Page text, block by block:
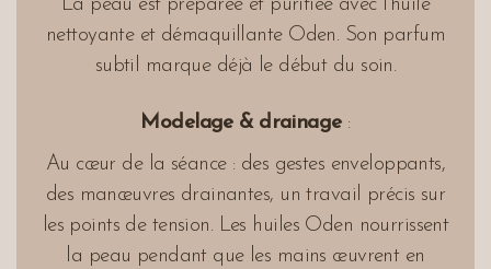
La peau est préparée et purifiée avec l’huile
nettoyante et démaquillante Oden. Son parfum
subtil marque déjà le début du soin.
Modelage & drainage:
Au cœur de la séance : des gestes enveloppants,
des manœuvres drainantes, un travail précis sur
les points de tension. Les huiles Oden nourrissent
la peau pendant que les mains œuvrent en